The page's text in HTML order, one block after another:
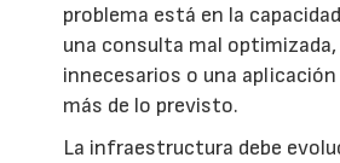
problema está en la
una consulta mal
innecesarios o una
más de lo previsto.
La infraestructura debe